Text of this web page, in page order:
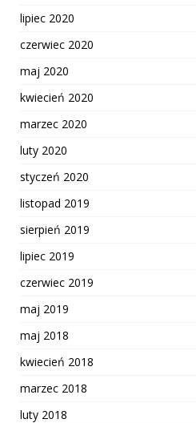
lipiec 2020
czerwiec 2020
maj 2020
kwiecień 2020
marzec 2020
luty 2020
styczeń 2020
listopad 2019
sierpień 2019
lipiec 2019
czerwiec 2019
maj 2019
maj 2018
kwiecień 2018
marzec 2018
luty 2018